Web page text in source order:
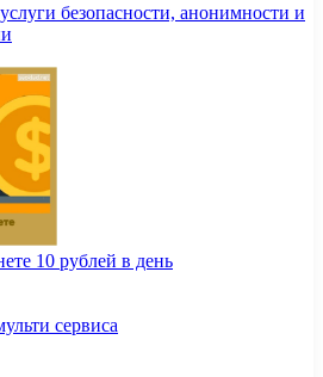
безопасности, анонимности и
10 рублей в день
сервиса